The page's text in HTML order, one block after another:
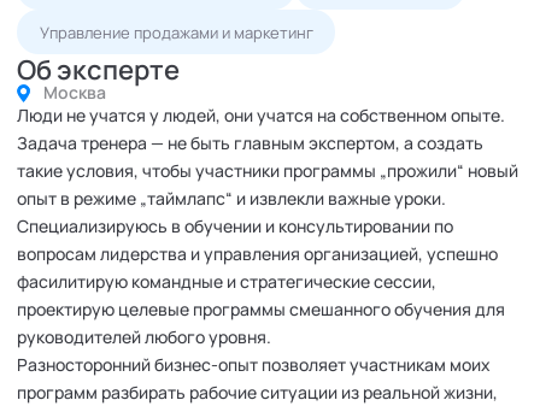
Управление продажами и маркетинг
Об эксперте
Москва
Люди не учатся у людей, они учатся на собственном опыте.
Задача тренера — не быть главным экспертом, а создать
такие условия, чтобы участники программы „прожили“ новый
опыт в режиме „таймлапс“ и извлекли важные уроки.
Специализируюсь в обучении и консультировании по
вопросам лидерства и управления организацией, успешно
фасилитирую командные и стратегические сессии,
проектирую целевые программы смешанного обучения для
руководителей любого уровня.
Разносторонний бизнес-опыт позволяет участникам моих
программ разбирать рабочие ситуации из реальной жизни,